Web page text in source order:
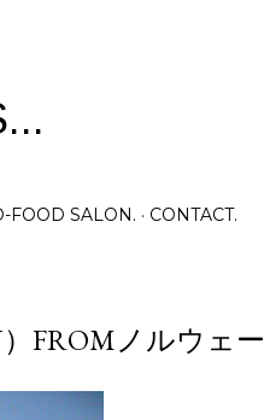
FOOD SALON. CONTACT.
FROMノルウェー